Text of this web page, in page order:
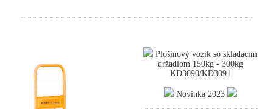
Plošinový vozík so skladacím
držadlom 150kg - 300kg
KD3090/KD3091
Novinka 2023